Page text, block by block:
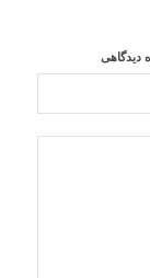
دیدگاهی